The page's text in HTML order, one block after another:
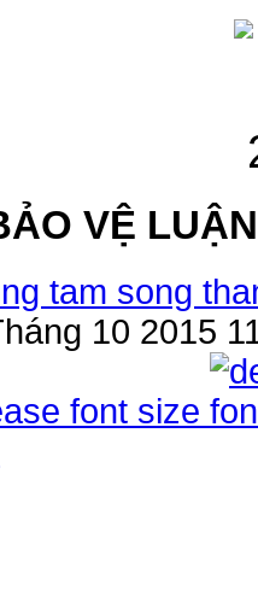
VỆ
tam song
10 2015
font size